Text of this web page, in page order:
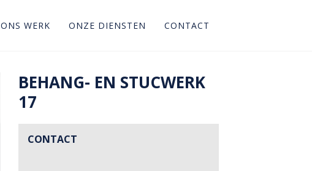
ONS WERK ONZE DIENSTEN CONTACT
BEHANG- EN STUCWERK
17
CONTACT